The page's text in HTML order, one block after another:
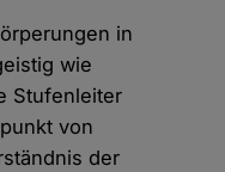
in
wie
Stufenleiter
von
der